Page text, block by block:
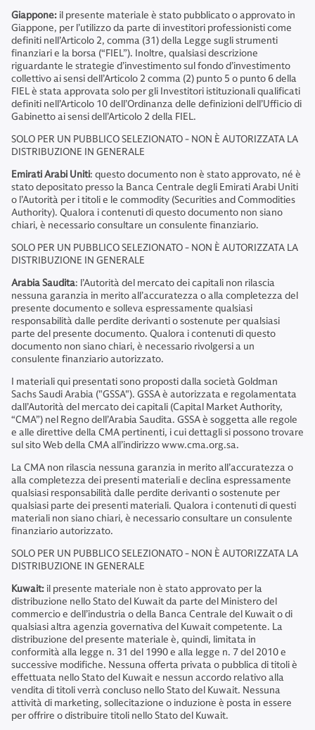
Giappone: il presente materiale è stato pubblicato o approvato in
Giappone, per l’utilizzo da parte di investitori professionisti come
definiti nell’Articolo 2, comma (31) della Legge sugli strumenti
finanziari e la borsa (“FIEL”). Inoltre, qualsiasi descrizione
riguardante le strategie d’investimento sul fondo d’investimento
collettivo ai sensi dell’Articolo 2 comma (2) punto 5 o punto 6 della
FIEL è stata approvata solo per gli Investitori istituzionali qualificati
definiti nell’Articolo 10 dell’Ordinanza delle definizioni dell’Ufficio di
Gabinetto ai sensi dell’Articolo 2 della FIEL.
SOLO PER UN PUBBLICO SELEZIONATO - NON È AUTORIZZATA LA
DISTRIBUZIONE IN GENERALE
Emirati Arabi Uniti: questo documento non è stato approvato, né è
stato depositato presso la Banca Centrale degli Emirati Arabi Uniti
o l’Autorità per i titoli e le commodity (Securities and Commodities
Authority). Qualora i contenuti di questo documento non siano
chiari, è necessario consultare un consulente finanziario.
SOLO PER UN PUBBLICO SELEZIONATO - NON È AUTORIZZATA LA
DISTRIBUZIONE IN GENERALE
Arabia Saudita: l’Autorità del mercato dei capitali non rilascia
nessuna garanzia in merito all’accuratezza o alla completezza del
presente documento e solleva espressamente qualsiasi
responsabilità dalle perdite derivanti o sostenute per qualsiasi
parte del presente documento. Qualora i contenuti di questo
documento non siano chiari, è necessario rivolgersi a un
consulente finanziario autorizzato.
I materiali qui presentati sono proposti dalla società Goldman
Sachs Saudi Arabia ("GSSA"). GSSA è autorizzata e regolamentata
dall’Autorità del mercato dei capitali (Capital Market Authority,
“CMA”) nel Regno dell’Arabia Saudita. GSSA è soggetta alle regole
e alle direttive della CMA pertinenti, i cui dettagli si possono trovare
sul sito Web della CMA all’indirizzo www.cma.org.sa.
La CMA non rilascia nessuna garanzia in merito all’accuratezza o
alla completezza dei presenti materiali e declina espressamente
qualsiasi responsabilità dalle perdite derivanti o sostenute per
qualsiasi parte dei presenti materiali. Qualora i contenuti di questi
materiali non siano chiari, è necessario consultare un consulente
finanziario autorizzato.
SOLO PER UN PUBBLICO SELEZIONATO - NON È AUTORIZZATA LA
DISTRIBUZIONE IN GENERALE
Kuwait: il presente materiale non è stato approvato per la
distribuzione nello Stato del Kuwait da parte del Ministero del
commercio e dell’industria o della Banca Centrale del Kuwait o di
qualsiasi altra agenzia governativa del Kuwait competente. La
distribuzione del presente materiale è, quindi, limitata in
conformità alla legge n. 31 del 1990 e alla legge n. 7 del 2010 e
successive modifiche. Nessuna offerta privata o pubblica di titoli è
effettuata nello Stato del Kuwait e nessun accordo relativo alla
vendita di titoli verrà concluso nello Stato del Kuwait. Nessuna
attività di marketing, sollecitazione o induzione è posta in essere
per offrire o distribuire titoli nello Stato del Kuwait.